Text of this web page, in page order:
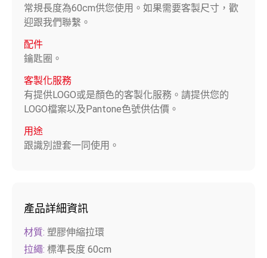
常規長度為60cm供您使用。如果需要客製尺寸，歡
迎跟我們聯繫。
配件
鑰匙圈。
客製化服務
有提供LOGO或是顏色的客製化服務。請提供您的
LOGO檔案以及Pantone色號供估價。
用途
跟識別證套一同使用。
產品詳細資訊
材質: 塑膠伸縮拉環
拉繩: 標準長度 60cm